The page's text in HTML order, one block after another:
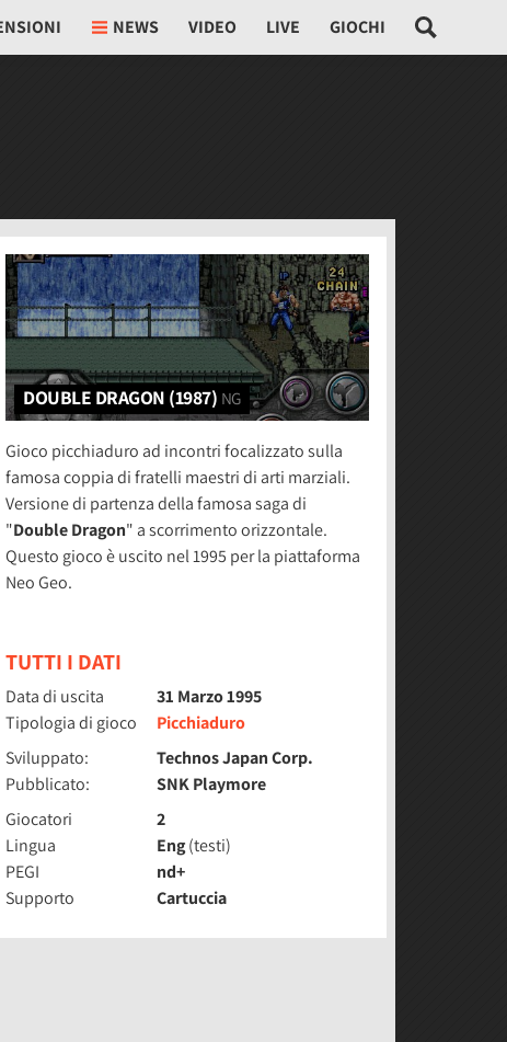
NEWS VIDEO LIVE GIOCHI
DOUBLE DRAGON (1987) NG
Gioco picchiaduro ad incontri focalizzato sulla
famosa coppia di fratelli maestri di arti marziali.
Versione di partenza della famosa saga di
"Double Dragon" a scorrimento orizzontale.
Questo gioco è uscito nel 1995 per la piattaforma
Neo Geo.
TUTTI I DATI
Data di uscita
31 Marzo 1995
Tipologia di gioco
Picchiaduro
Sviluppato:
Technos Japan Corp.
Pubblicato:
SNK Playmore
Giocatori
2
Lingua
Eng(testi)
PEGI
nd+
Supporto
Cartuccia